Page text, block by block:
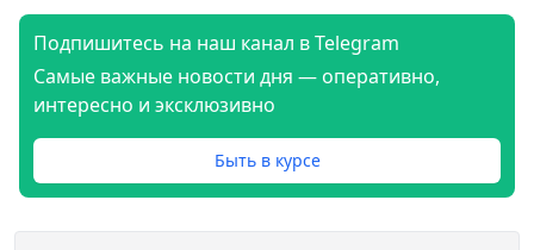
Подпишитесь на наш канал в Telegram
Самые важные новости дня — оперативно,
интересно и эксклюзивно
Быть в курсе